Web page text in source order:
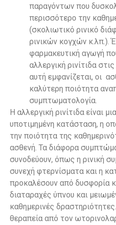
παραγόντων που
περισσότερο την
(σκολιωτικό ρινικό
ρινικών κογχών κ.λπ.).
φαρμακευτική αγωγή
αλλεργική ρινίτιδα
αυτή εμφανίζεται, οι
καλύτερη ποιότητα
συμπτωματολογία.
Η αλλεργική ρινίτιδα είναι
υποτιμημένη κατάσταση, η
την ποιότητα της
ασθενή. Τα διάφορα
συνοδεύουν, όπως η ρινική
συνεχή φτερνίσματα και η
προκαλέσουν από δυσφορία
διαταραχές ύπνου και
καθημερινές
θεραπεία από τον